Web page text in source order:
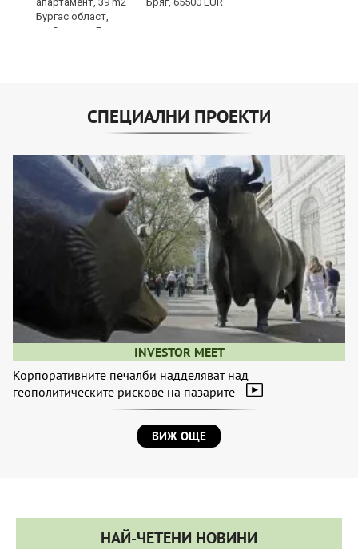
СПЕЦИАЛНИ ПРОЕКТИ
INVESTOR MEET
Корпоративните печалби надделяват над
геополитическите рискове на пазарите
ВИЖ ОЩЕ
НАЙ-ЧЕТЕНИ НОВИНИ